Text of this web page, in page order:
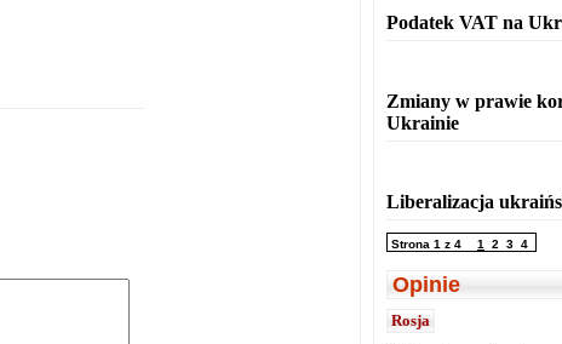
Podatek VAT na
Zmiany w prawie
Ukrainie
Liberalizacja
Strona 1 z 4 1 2 3 4
Opinie
Rosja